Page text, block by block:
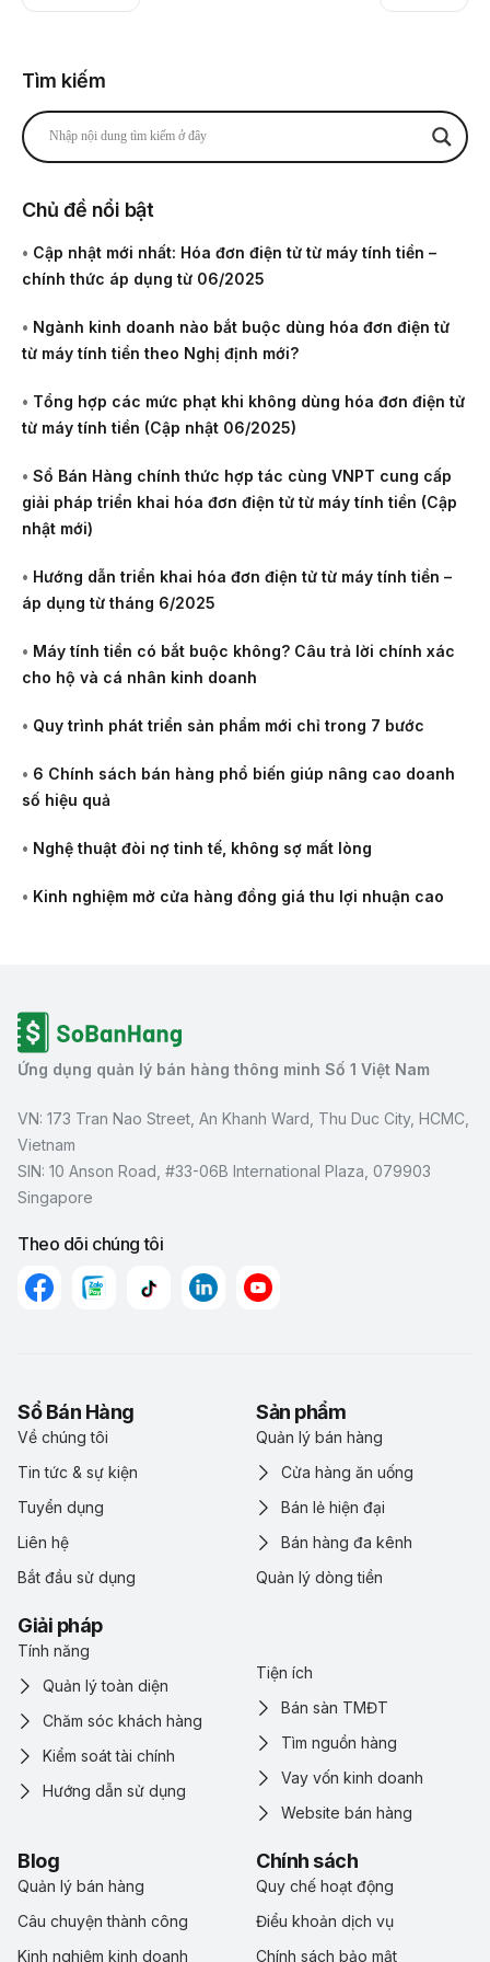
Tìm kiếm
Chủ đề nổi bật
• Cập nhật mới nhất: Hóa đơn điện tử từ máy tính tiền –
chính thức áp dụng từ 06/2025
• Ngành kinh doanh nào bắt buộc dùng hóa đơn điện tử
từ máy tính tiền theo Nghị định mới?
• Tổng hợp các mức phạt khi không dùng hóa đơn điện tử
từ máy tính tiền (Cập nhật 06/2025)
• Sổ Bán Hàng chính thức hợp tác cùng VNPT cung cấp
giải pháp triển khai hóa đơn điện tử từ máy tính tiền (Cập
nhật mới)
• Hướng dẫn triển khai hóa đơn điện tử từ máy tính tiền –
áp dụng từ tháng 6/2025
• Máy tính tiền có bắt buộc không? Câu trả lời chính xác
cho hộ và cá nhân kinh doanh
• Quy trình phát triển sản phẩm mới chỉ trong 7 bước
• 6 Chính sách bán hàng phổ biến giúp nâng cao doanh
số hiệu quả
• Nghệ thuật đòi nợ tinh tế, không sợ mất lòng
• Kinh nghiệm mở cửa hàng đồng giá thu lợi nhuận cao
Ứng dụng quản lý bán hàng thông minh Số 1 Việt Nam
VN: 173 Tran Nao Street, An Khanh Ward, Thu Duc City, HCMC,
Vietnam
SIN: 10 Anson Road, #33-06B International Plaza, 079903
Singapore
Theo dõi chúng tôi
Sổ Bán Hàng
Về chúng tôi
Tin tức & sự kiện
Tuyển dụng
Liên hệ
Bắt đầu sử dụng
Sản phẩm
Quản lý bán hàng
Cửa hàng ăn uống
Bán lẻ hiện đại
Bán hàng đa kênh
Quản lý dòng tiền
Giải pháp
Tính năng
Quản lý toàn diện
Chăm sóc khách hàng
Kiểm soát tài chính
Hướng dẫn sử dụng
Tiện ích
Bán sàn TMĐT
Tìm nguồn hàng
Vay vốn kinh doanh
Website bán hàng
Blog
Quản lý bán hàng
Câu chuyện thành công
Kinh nghiệm kinh doanh
Chính sách
Quy chế hoạt động
Điểu khoản dịch vụ
Chính sách bảo mật